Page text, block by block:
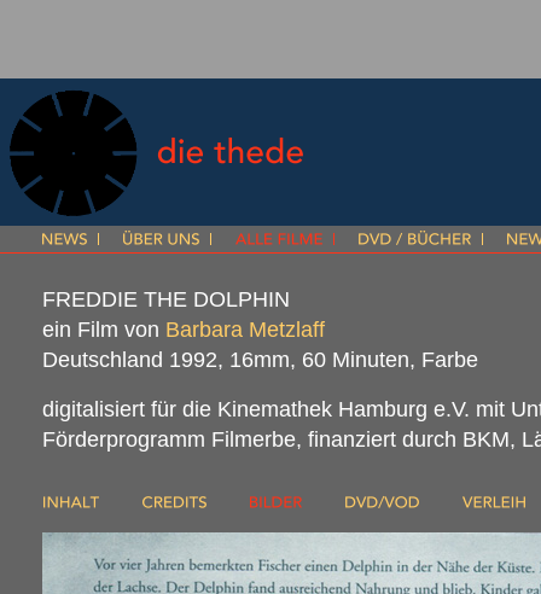
FREDDIE THE DOLPHIN
ein Film von Barbara Metzlaff
Deutschland 1992, 16mm, 60 Minuten, Farbe
digitalisiert für die Kinemathek Hamburg e.V. mit
Förderprogramm Filmerbe, finanziert durch BKM,